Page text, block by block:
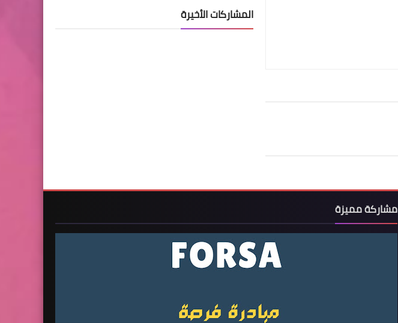
المشاركات الأخيرة
مشاركة مميزة